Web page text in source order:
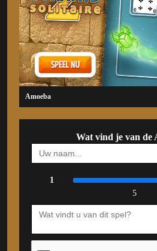
Amoeba
Wat vind je van de
1
5